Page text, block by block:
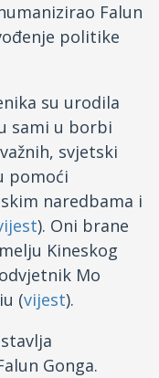
Falun
politike
su urodila
sami u borbi
svjetski
pomoći
naredbama i
). Oni brane
Kineskog
Mo
(vijest).
Gonga.